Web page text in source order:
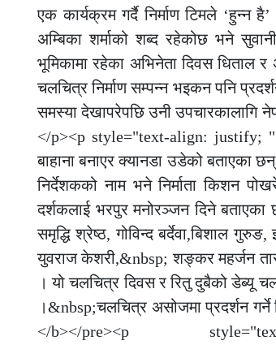
एक कार्यक्रम गर्दै निर्माण टिमले ‘हुन्न
अम्बिका शर्माको शब्द रहेकोछ भने
भूमिकामा रहेका अभिनेता दिवस धिताल
चलचित्र निर्माण सम्पन्न भइकन पनि
समस्या देखापरेपछि उनी उपचारकालागि
</p><p style="text-align: justify;
बाहाना बनाएर क्यानडा उडेको बताएका
निर्देशकको नाम भने निर्माता किशन
दर्शकलाई भरपुर मनोरञ्जन दिने बताएका
समृद्धि श्रेष्ठ, गोविन्द बर्देवा,बिशाल
युवराज केशरी,&nbsp; शङ्कर महर्जन
। यो चलचित्र दिवस र रितु दुबैको डेब्यू
।&nbsp;चलचित्र असोजमा प्रदर्शन
</b></pre><p